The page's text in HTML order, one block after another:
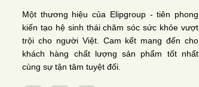
Một thương hiệu của Elipgroup - tiên phong
kiến tạo hệ sinh thái chăm sóc sức khỏe vượt
trội cho người Việt. Cam kết mang đến cho
khách hàng chất lượng sản phẩm tốt nhất
cùng sự tận tâm tuyệt đối.